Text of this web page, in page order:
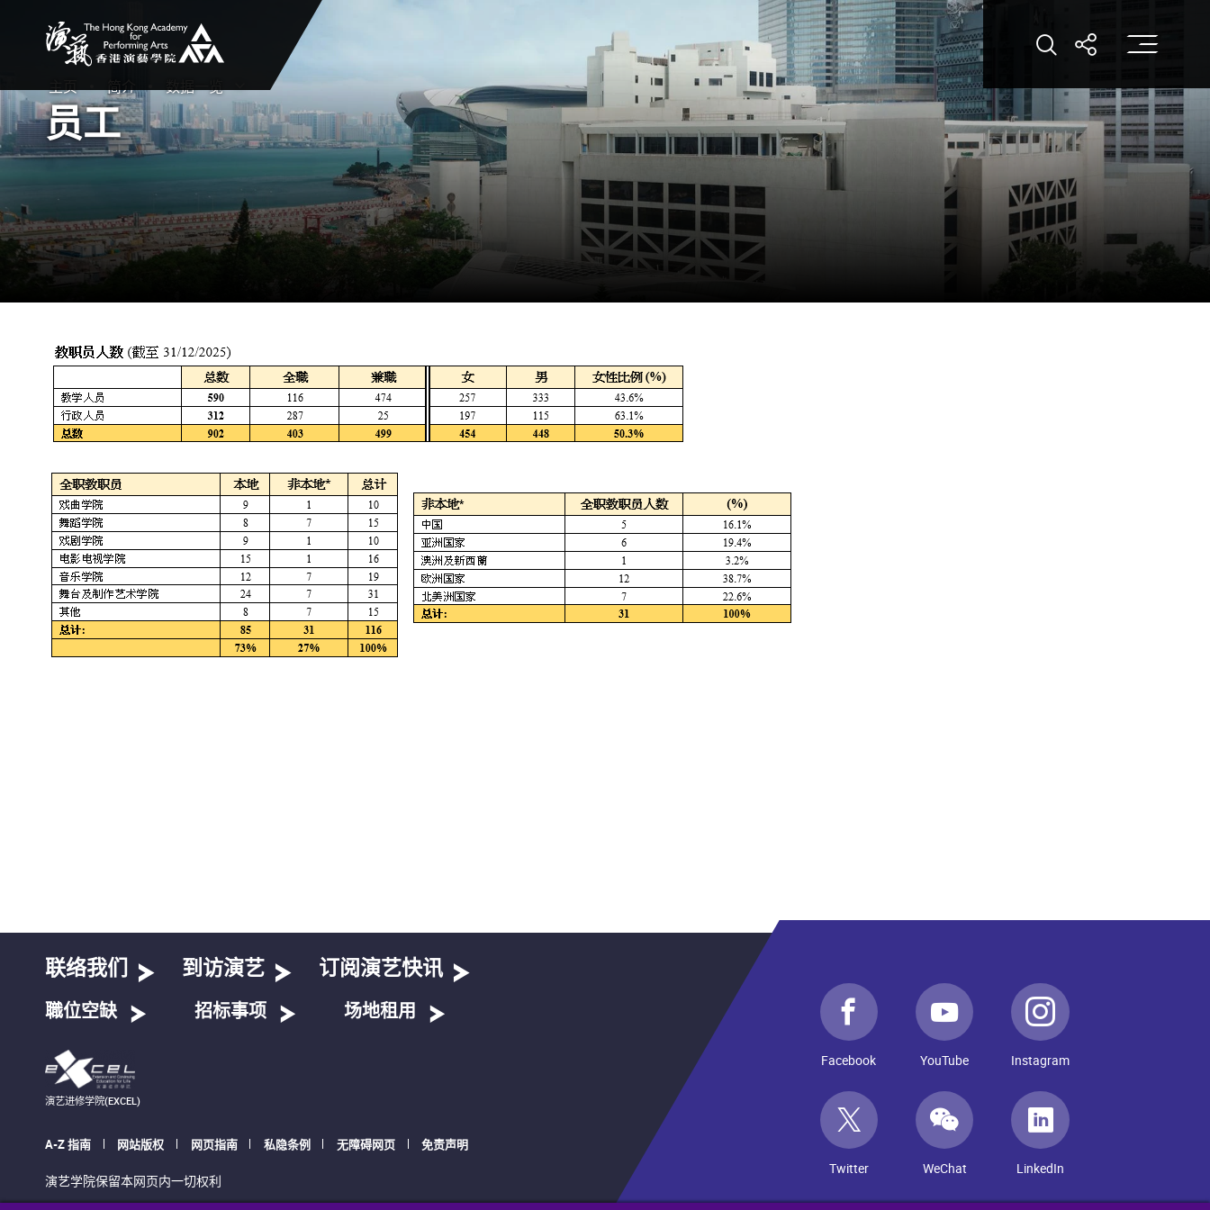
打开搜索打开分享打
主页 简介 数据一览 打开子菜单
关闭子菜单
员工
联络我们 到访演艺 订阅演艺快讯
職位空缺 招标事项 场地租用
演艺进修学院(EXCEL)
A-Z 指南 网站版权 网页指南 私隐条例 无障碍网页 免责声明
演艺学院保留本网页内一切权利
Facebook YouTube Instagram
Twitter WeChat LinkedIn